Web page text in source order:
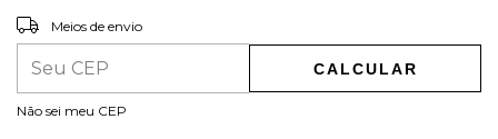
Entregas para o CEP:
Meios de envio
CALCULAR
Não sei meu CEP